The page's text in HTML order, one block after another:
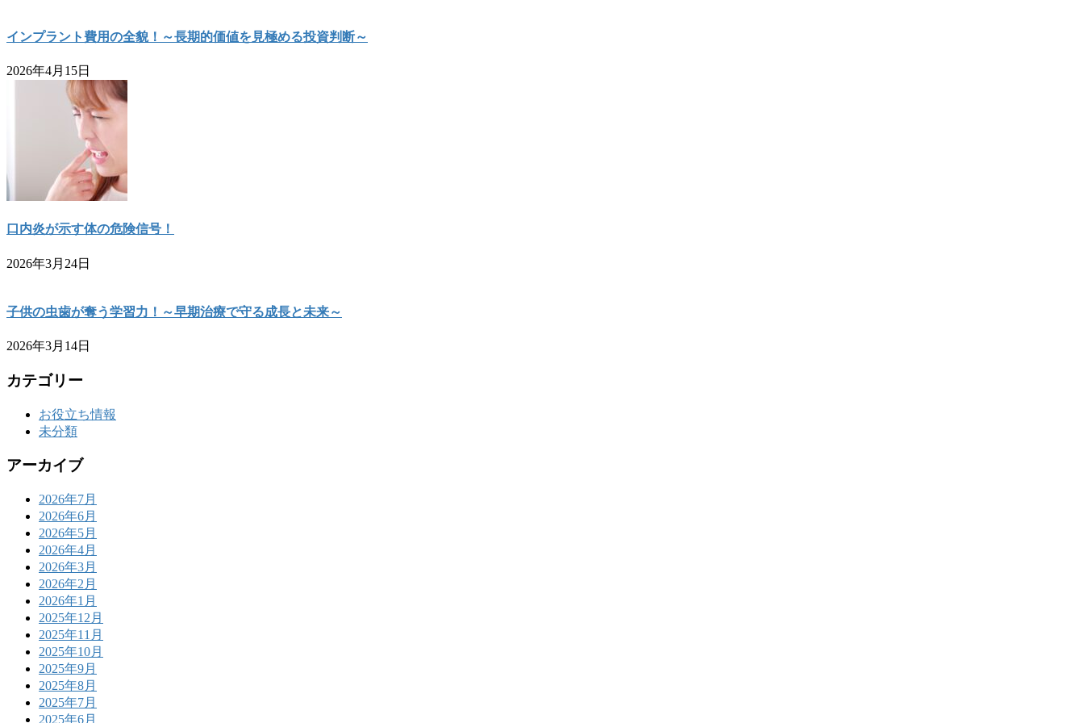
インプラント費用の全貌！～長期的価値を見極める投資判断～
2026年4月15日
口内炎が示す体の危険信号！
2026年3月24日
子供の虫歯が奪う学習力！～早期治療で守る成長と未来～
2026年3月14日
カテゴリー
お役立ち情報
未分類
アーカイブ
2026年7月
2026年6月
2026年5月
2026年4月
2026年3月
2026年2月
2026年1月
2025年12月
2025年11月
2025年10月
2025年9月
2025年8月
2025年7月
2025年6月